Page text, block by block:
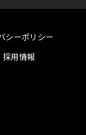
シーポリシー
採用情報